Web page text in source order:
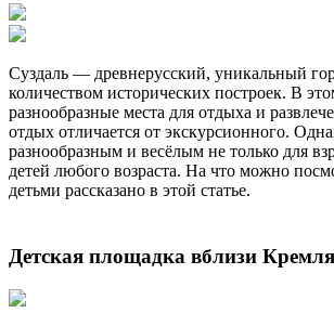
Суздаль — древнерусский, уникальный
количеством исторических построек. В
разнообразные места для отдыха и
отдых отличается от экскурсионного.
разнообразным и весёлым не только для
детей любого возраста. На что можно
детьми рассказано в этой статье.
Детская площадка вблизи Кремля